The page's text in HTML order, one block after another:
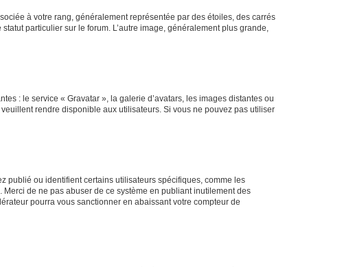
à votre rang, généralement représentée par des étoiles, des carrés
particulier sur le forum. L’autre image, généralement plus grande,
: le service « Gravatar », la galerie d’avatars, les images distantes ou
rendre disponible aux utilisateurs. Si vous ne pouvez pas utiliser
publié ou identifient certains utilisateurs spécifiques, comme les
de ne pas abuser de ce système en publiant inutilement des
pourra vous sanctionner en abaissant votre compteur de